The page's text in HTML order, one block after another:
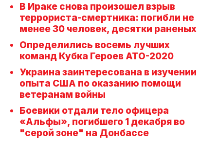
В Ираке снова произошел взрыв
террориста-смертника: погибли не
менее 30 человек, десятки раненых
Определились восемь лучших
команд Кубка Героев АТО-2020
Украина заинтересована в изучении
опыта США по оказанию помощи
ветеранам войны
Боевики отдали тело офицера
«Альфы», погибшего 1 декабря во
"серой зоне" на Донбассе